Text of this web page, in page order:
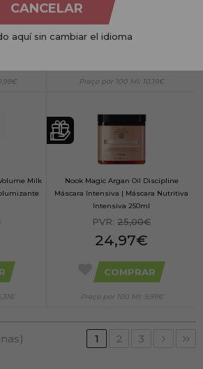
PVR:
25,47€
Preço por 100 Ml: 10,19€
Milk
Nook Magic Argan Oil Discipline
Máscara Intensiva | Máscara Nutritiva
Intensiva 250ml
PVR: 25,00€
24,97€
COMPRAR
Preço por 100 Ml: 9,99€
1 2 3
CANCELAR
aquí sin cambiar el idioma